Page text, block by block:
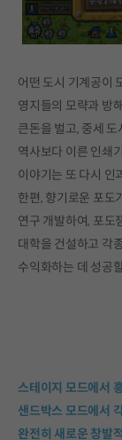
어떤 도시 기계공이
영지들의 모략과 방
큰돈을 벌고, 중세
역사보다 이른 인쇄
이야기는 또 다시 인
한편, 향기로운 포도
연구 개발하여, 포도
대학을 건설하고 각
수익화하는 데 성공
스테이지 모드에서
샌드박스 모드에서
완전히 새로운 창발